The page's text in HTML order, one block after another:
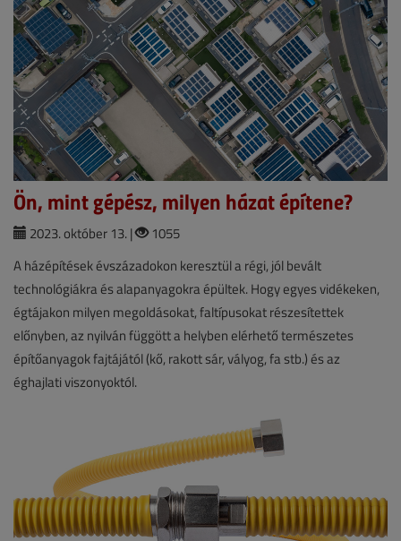
Ön, mint gépész, milyen házat építene?
2023. október 13. |
1055
A házépítések évszázadokon keresztül a régi, jól bevált
technológiákra és alapanyagokra épültek. Hogy egyes vidékeken,
égtájakon milyen megoldásokat, faltípusokat részesítettek
előnyben, az nyilván függött a helyben elérhető természetes
építőanyagok fajtájától (kő, rakott sár, vályog, fa stb.) és az
éghajlati viszonyoktól.